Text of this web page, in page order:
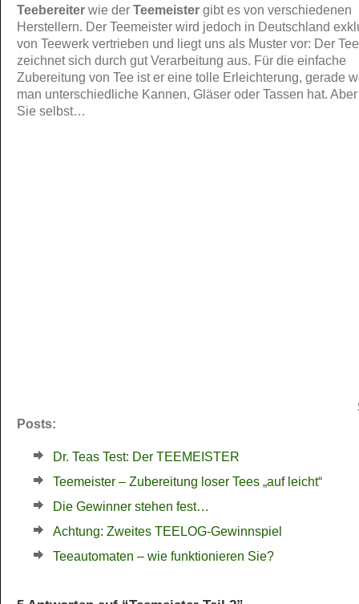
Teebereiter wie der Teemeister gibt es von verschiedenen
Herstellern. Der Teemeister wird jedoch in Deutschland
von Teewerk vertrieben und liegt uns als Muster vor: Der
zeichnet sich durch gut Verarbeitung aus. Für die einfache
Zubereitung von Tee ist er eine tolle Erleichterung, gerade
man unterschiedliche Kannen, Gläser oder Tassen hat.
Sie selbst…
Posts:
Dr. Teas Test: Der TEEMEISTER
Teemeister – Zubereitung loser Tees „auf leicht“
Die Gewinner stehen fest…
Achtung: Zweites TEELOG-Gewinnspiel
Teeautomaten – wie funktionieren Sie?